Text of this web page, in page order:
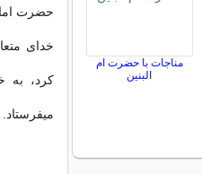
حضرت
خدای
کرد، به
میفرستاد.
مناجات با حضرت ام
البنین